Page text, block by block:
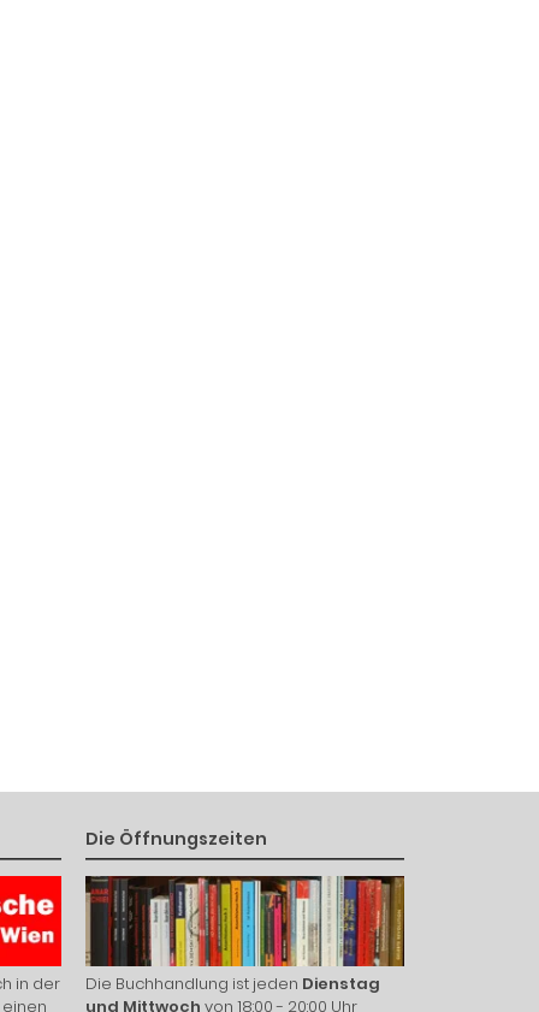
in der
Die Öffnungszeiten
Die Buchhandlung ist jeden Dienstag
und Mittwoch von 18:00 - 20:00 Uhr